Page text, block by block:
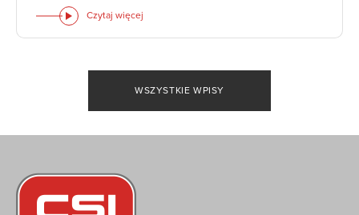
Czytaj więcej
WSZYSTKIE WPISY